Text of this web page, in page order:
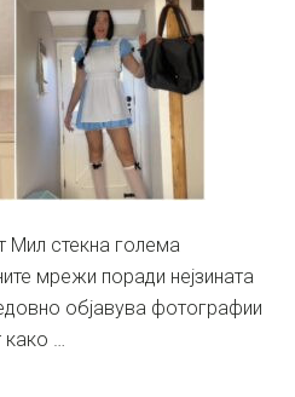
Мил стекна голема
мрежи поради нејзината
објавува фотографии
како …